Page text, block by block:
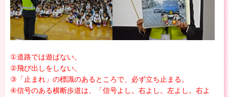
①道路では遊ばない。
②飛び出しをしない。
③「止まれ」の標識のあるところで、必ず立ち止まる。
④信号のある横断歩道は、「信号よし。右よし。左よし。右よ